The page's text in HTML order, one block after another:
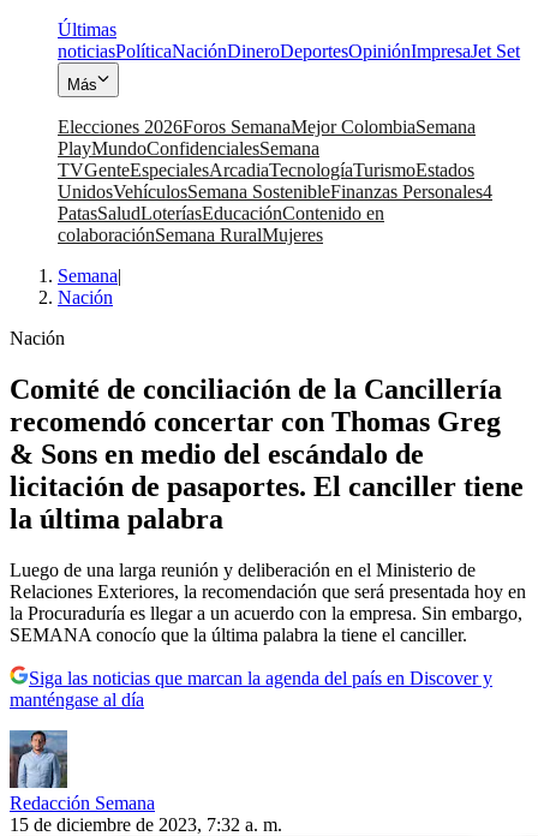
Últimas
noticiasPolíticaNaciónDineroDeportesOpiniónImpresaJet Set
Más
Elecciones 2026Foros SemanaMejor ColombiaSemana
PlayMundoConfidencialesSemana
TVGenteEspecialesArcadiaTecnologíaTurismoEstados
UnidosVehículosSemana SostenibleFinanzas Personales4
PatasSaludLoteríasEducaciónContenido en
colaboraciónSemana RuralMujeres
Semana|
Nación
Nación
Comité de conciliación de la Cancillería
recomendó concertar con Thomas Greg
& Sons en medio del escándalo de
licitación de pasaportes. El canciller tiene
la última palabra
Luego de una larga reunión y deliberación en el Ministerio de
Relaciones Exteriores, la recomendación que será presentada hoy en
la Procuraduría es llegar a un acuerdo con la empresa. Sin embargo,
SEMANA conocío que la última palabra la tiene el canciller.
Siga las noticias que marcan la agenda del país en Discover y
manténgase al día
Redacción Semana
15 de diciembre de 2023, 7:32 a. m.